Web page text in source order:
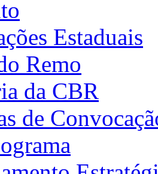
Estaduais
Remo
da CBR
de